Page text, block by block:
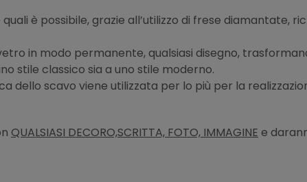
è possibile, grazie all’utilizzo di frese diamantate,
in modo permanente, qualsiasi disegno,
stile classico sia a uno stile moderno.
dello scavo viene utilizzata per lo più per la
QUALSIASI DECORO,SCRITTA, FOTO, IMMAGINE e